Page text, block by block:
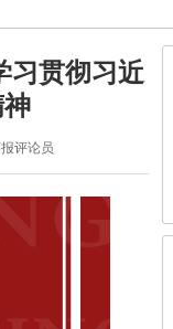
贯彻习近
评论员